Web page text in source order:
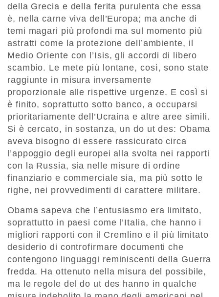
della Grecia e della ferita purulenta che essa
è, nella carne viva dell’Europa; ma anche di
temi magari più profondi ma sul momento più
astratti come la protezione dell’ambiente, il
Medio Oriente con l’Isis, gli accordi di libero
scambio. Le mete più lontane, così, sono state
raggiunte in misura inversamente
proporzionale alle rispettive urgenze. E così si
è finito, soprattutto sotto banco, a occuparsi
prioritariamente dell’Ucraina e altre aree simili.
Si è cercato, in sostanza, un do ut des: Obama
aveva bisogno di essere rassicurato circa
l’appoggio degli europei alla svolta nei rapporti
con la Russia, sia nelle misure di ordine
finanziario e commerciale sia, ma più sotto le
righe, nei provvedimenti di carattere militare.
Obama sapeva che l’entusiasmo era limitato,
soprattutto in paesi come l’Italia, che hanno i
migliori rapporti con il Cremlino e il più limitato
desiderio di controfirmare documenti che
contengono linguaggi reminiscenti della Guerra
fredda. Ha ottenuto nella misura del possibile,
ma le regole del do ut des hanno in qualche